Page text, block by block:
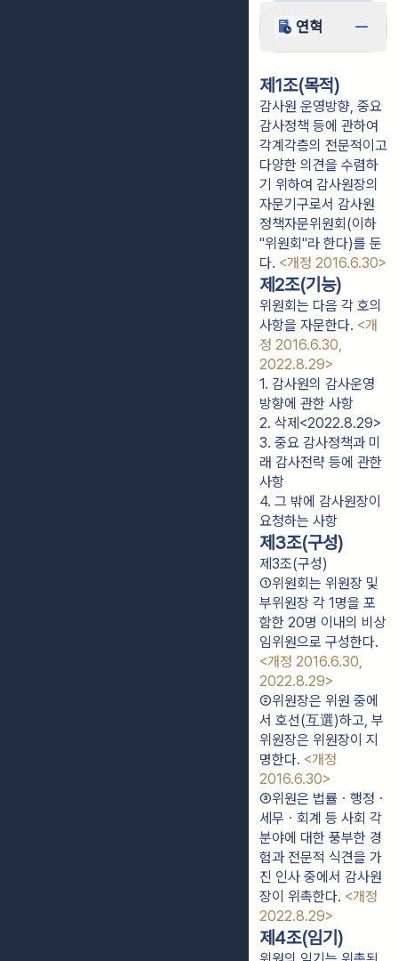
연혁
제1조(목적)
감사원 운영방향, 중요
감사정책 등에 관하여
각계각층의 전문적이고
다양한 의견을 수렴하
기 위하여 감사원장의
자문기구로서 감사원
정책자문위원회(이하
"위원회"라 한다)를 둔
다. <개정 2016.6.30>
제2조(기능)
위원회는 다음 각 호의
사항을 자문한다. <개
정 2016.6.30,
2022.8.29>
1. 감사원의 감사운영
방향에 관한 사항
2. 삭제<2022.8.29>
3. 중요 감사정책과 미
래 감사전략 등에 관한
사항
4. 그 밖에 감사원장이
요청하는 사항
제3조(구성)
제3조(구성)
①위원회는 위원장 및
부위원장 각 1명을 포
함한 20명 이내의 비상
<개정 2016.6.30,
2022.8.29>
②위원장은 위원 중에
서 호선(互選)하고, 부
위원장은 위원장이 지
명한다. <개정
2016.6.30>
③위원은 법률ㆍ행정ㆍ
세무ㆍ회계 등 사회 각
분야에 대한 풍부한 경
험과 전문적 식견을 가
진 인사 중에서 감사원
장이 위촉한다. <개정
2022.8.29>
제4조(임기)